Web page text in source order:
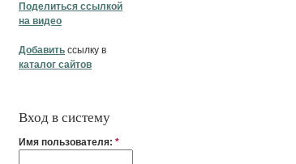
Поделиться ссылкой
на видео
Добавить ссылку в
каталог сайтов
Вход в систему
Имя пользователя: *